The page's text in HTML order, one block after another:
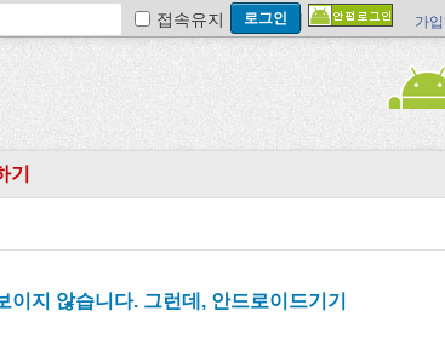
접속유지 가
기
이지 않습니다. 그런데, 안드로이드기기